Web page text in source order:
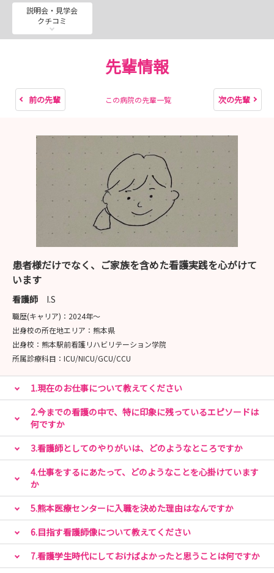
令和９年2月18日（木）web版就職説明会 受付期間：令
和９年1月1日（金）～1月28日（木）
令和９年3月5日（金）病院見学 熊本医療センター 受
令和９年3月11日（木）KMC版就職説明会 熊本医療セン
令和９年3月12日（金）病院見学 熊本医療センター 受
付期間：令和９年2月1日（月）～2月19日（金）
第1回:令和８年8月5日（水）10:00-15：35 受付期間：
令和８年7月1日（水）-7月15日（水）
第2回:令和８年8月6日 （木） 10：00-15：35 受付期
間：令和８年7月1日（水）-7月15日（水）
第3回:令和９年2月10日 （水） 10：00-15：35 受付期
間：令和９年1月1日（金）-1月13日（水）
がん看護体験
令和８年8月7日（金）13:30～16:15 受付期間：令和８
年7月1日（水）-7月15日（水）
お申込みはマイナビ看護学生「熊本医療センター」のペー
ジよりお願いいたします。
皆さまのご参加を心よりお待ちしております。
※受付期間開始後にお申し込み可能となります。
※救急1日体験およびがん看護体験は、応募多数の場合、
人数調整を行う場合がありますのでご了承ください。
説明会・見学会
クチコミ
先輩情報
前の先輩 この病院の先輩一覧 次の先輩
患者様だけでなく、ご家族を含めた看護実践を心がけて
います
看護師 I.S
職歴(キャリア)： 2024年〜
出身校の所在地エリア： 熊本県
出身校： 熊本駅前看護リハビリテーション学院
所属診療科目： ICU/NICU/GCU/CCU
1.現在のお仕事について教えてください
2.今までの看護の中で、特に印象に残っているエピソードは
何ですか
3.看護師としてのやりがいは、どのようなところですか
4.仕事をするにあたって、どのようなことを心掛けています
か
5.熊本医療センターに入職を決めた理由はなんですか
6.目指す看護師像について教えてください
7.看護学生時代にしておけばよかったと思うことは何ですか